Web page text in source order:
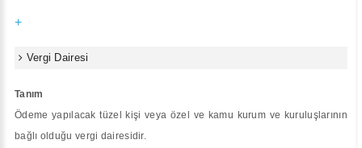
+
Vergi Dairesi
Tanım
Ödeme yapılacak tüzel kişi veya özel ve kamu kurum ve kuruluşlarının
bağlı olduğu vergi dairesidir.